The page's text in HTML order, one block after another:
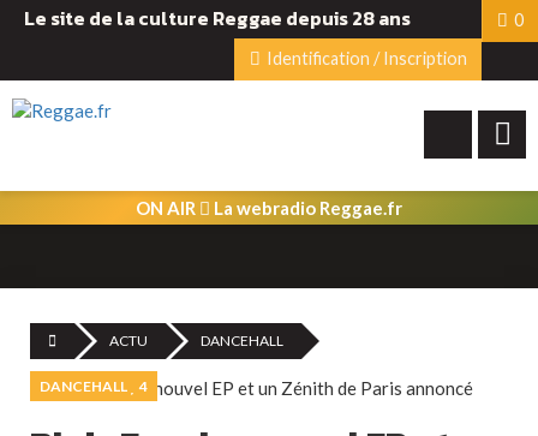
Le site de la culture Reggae depuis 28 ans
0
Identification / Inscription
ON AIR La webradio Reggae.fr
ACTU DANCEHALL
DANCEHALL 4